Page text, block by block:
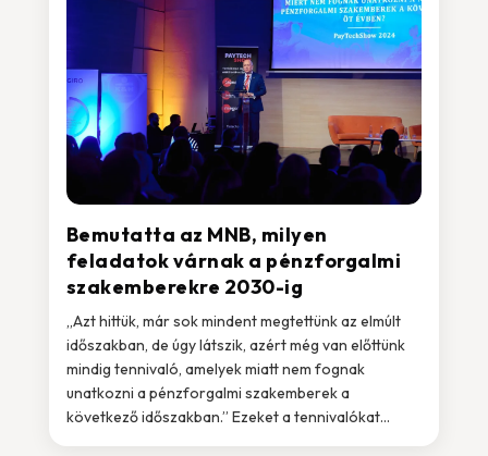
Bemutatta az MNB, milyen
feladatok várnak a pénzforgalmi
szakemberekre 2030-ig
„Azt hittük, már sok mindent megtettünk az elmúlt
időszakban, de úgy látszik, azért még van előttünk
mindig tennivaló, amelyek miatt nem fognak
unatkozni a pénzforgalmi szakemberek a
következő időszakban.” Ezeket a tennivalókat...